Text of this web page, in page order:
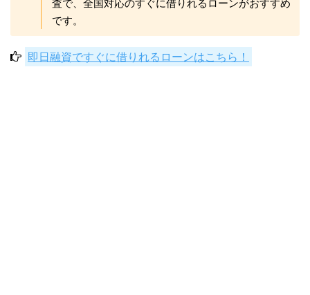
査で、全国対応のすぐに借りれるローンがおすすめ
です。
即日融資ですぐに借りれるローンはこちら！